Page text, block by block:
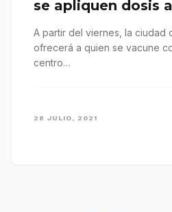
se apliquen dosis
A partir del viernes, la ciudad
ofrecerá a quien se vacune
centro…
28 JULIO, 2021